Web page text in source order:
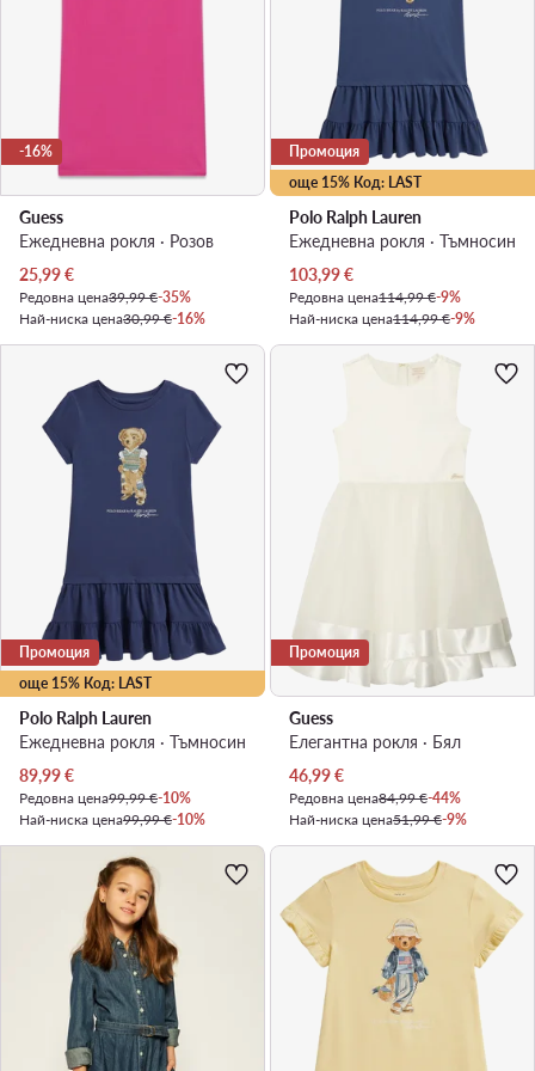
-16%
Guess
Ежедневна рокля · Розов
Актуална цена
25,99€
Редовна цена39,99 €-35%
Най-ниска цена30,99 €-16%
още 15% Код: LAST
Промоция
Polo Ralph Lauren
Ежедневна рокля · Тъмносин
Актуална цена
103,99€
Редовна цена114,99 €-9%
Най-ниска цена114,99 €-9%
още 15% Код: LAST
Промоция
Polo Ralph Lauren
Ежедневна рокля · Тъмносин
Актуална цена
89,99€
Редовна цена99,99 €-10%
Най-ниска цена99,99 €-10%
Промоция
Guess
Елегантна рокля · Бял
Актуална цена
46,99€
Редовна цена84,99 €-44%
Най-ниска цена51,99 €-9%